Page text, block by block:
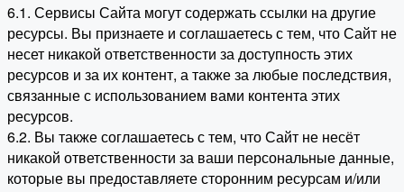
6.1. Сервисы Сайта могут содержать ссылки на другие
ресурсы. Вы признаете и соглашаетесь с тем, что Сайт не
несет никакой ответственности за доступность этих
ресурсов и за их контент, а также за любые последствия,
связанные с использованием вами контента этих
ресурсов.
6.2. Вы также соглашаетесь с тем, что Сайт не несёт
никакой ответственности за ваши персональные данные,
которые вы предоставляете сторонним ресурсам и/или